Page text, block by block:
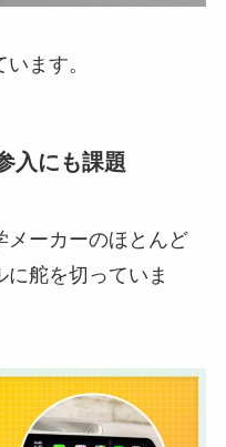
ます。
入にも課題
メーカーのほとんど
舵を切っていま